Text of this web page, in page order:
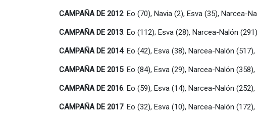
CAMPAÑA DE 2012: Eo (70), Navia (2), Esva (35), Narcea-
CAMPAÑA DE 2013: Eo (112); Esva (28), Narcea-Nalón
CAMPAÑA DE 2014: Eo (42), Esva (38), Narcea-Nalón
CAMPAÑA DE 2015: Eo (84), Esva (29), Narcea-Nalón
CAMPAÑA DE 2016: Eo (59), Esva (14), Narcea-Nalón
CAMPAÑA DE 2017: Eo (32), Esva (10), Narcea-Nalón